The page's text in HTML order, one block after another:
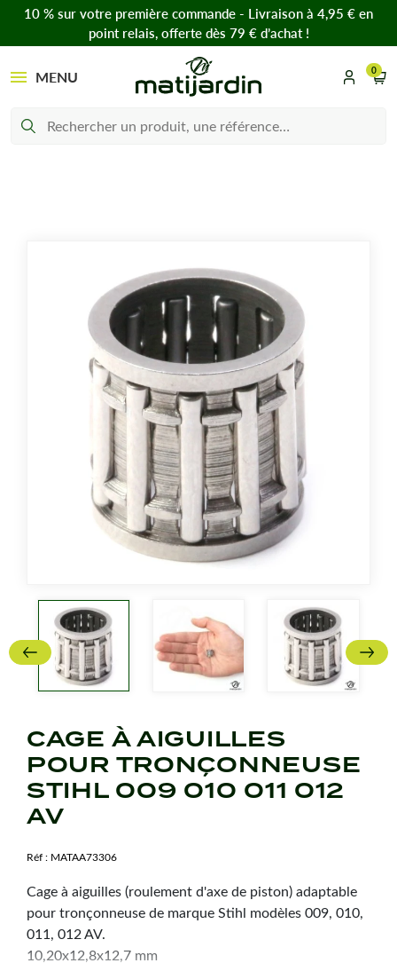
10 % sur votre première commande - Livraison à 4,95 € en
point relais, offerte dès 79 € d’achat !
MENU 0
CAGE À AIGUILLES
POUR TRONÇONNEUSE
STIHL 009 010 011 012
AV
Réf : MATAA73306
Cage à aiguilles (roulement d'axe de piston) adaptable
pour tronçonneuse de marque Stihl modèles 009, 010,
011, 012 AV.
10,20x12,8x12,7 mm